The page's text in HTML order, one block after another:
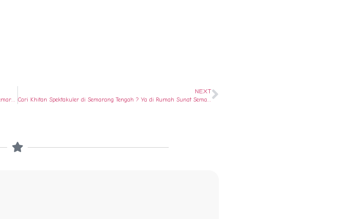
Cari Khitan Spektakuler di Semarang Barat ? Ya di Rumah Sunat Semarang
NEXT
Cari Khitan Spektakuler di Semarang Tengah ? Ya di Rumah Sunat Semarang